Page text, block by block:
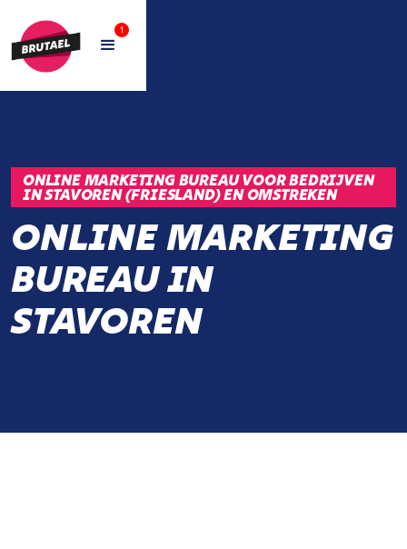
1
ONLINE MARKETING BUREAU VOOR BEDRIJVEN
IN STAVOREN (FRIESLAND) EN OMSTREKEN
ONLINE MARKETING
BUREAU IN
STAVOREN